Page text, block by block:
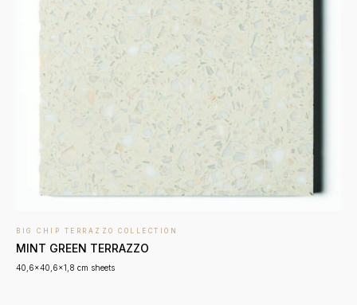
BIG CHIP TERRAZZO COLLECTION
MINT GREEN TERRAZZO
40,6x40,6x1,8 cm sheets